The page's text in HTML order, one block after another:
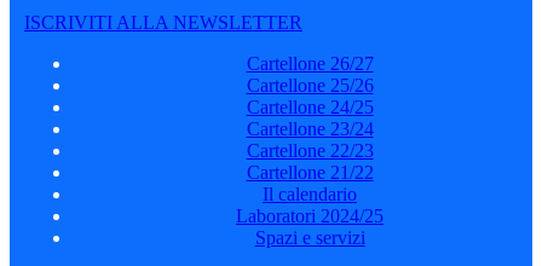
ISCRIVITI ALLA NEWSLETTER
Cartellone 26/27
Cartellone 25/26
Cartellone 24/25
Cartellone 23/24
Cartellone 22/23
Cartellone 21/22
Il calendario
Laboratori 2024/25
Spazi e servizi